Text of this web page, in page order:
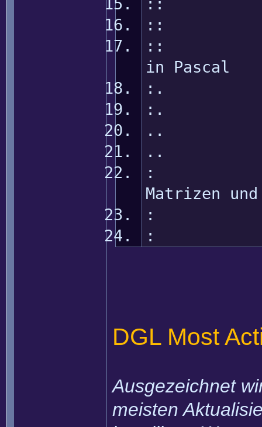
::
::
::
in Pascal
:.
:.
..
..
:
Matrizen
: 2D
:
DGL Most
Ausgezeichnet
meisten